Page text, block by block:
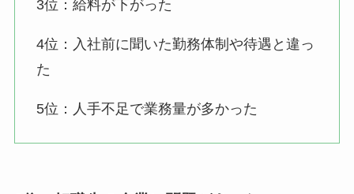
3位：給料が下がった
4位：入社前に聞いた勤務体制や待遇と違っ
た
5位：人手不足で業務量が多かった